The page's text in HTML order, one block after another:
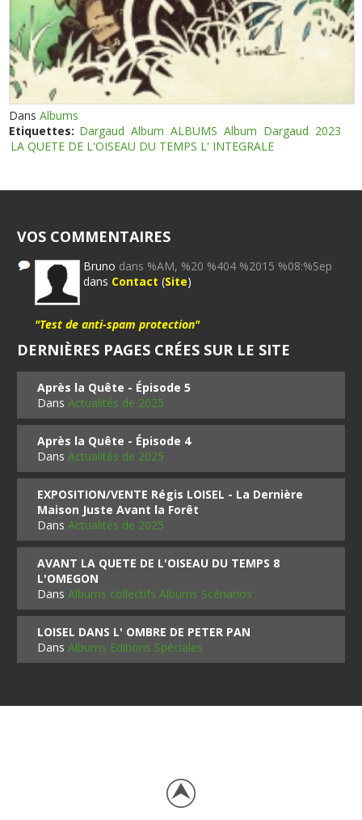
DansAlbums
Etiquettes: Dargaud Album ALBUMS Album Dargaud 2023
LA QUETE DE L'OISEAU DU TEMPS L' INTEGRALE
VOS COMMENTAIRES
Bruno dans %AM, %20 %404 %2015 %08:%Sep
dans Contact (Site)
"Test de anti-spam protection"
DERNIÈRES PAGES CRÉES SUR LE SITE
Après la Quête - Épisode 5
DansActualités de 2025
Après la Quête - Épisode 4
DansActualités de 2025
EXPOSITION/VENTE Régis LOISEL - La Dernière
Maison Juste Avant la Forêt
DansActualités de 2025
AVANT LA QUETE DE L'OISEAU DU TEMPS 8
L'OMEGON
DansAlbums collectifs Albums Scénarios
LOISEL DANS L' OMBRE DE PETER PAN
DansAlbums Editions Spéciales